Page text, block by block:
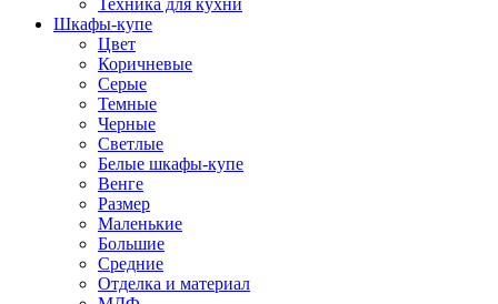
Техника для кухни
Шкафы-купе
Цвет
Коричневые
Серые
Темные
Черные
Светлые
Белые шкафы-купе
Венге
Размер
Маленькие
Большие
Средние
Отделка и материал